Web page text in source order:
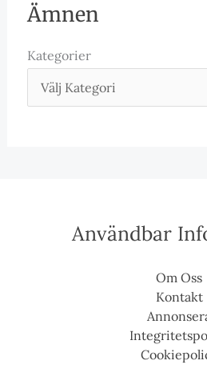
Ämnen
Kategorier
Användbar
Om Oss
Kontakt